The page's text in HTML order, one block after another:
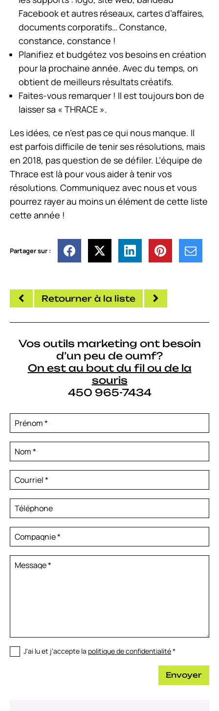
Facebook et autres réseaux, cartes d’affaires,
documents corporatifs… Constance,
constance, constance !
Planifiez et budgétez vos besoins en création
pour la prochaine année. Avec du temps, on
obtient de meilleurs résultats créatifs.
Faites-vous remarquer ! Il est toujours bon de
laisser sa « THRACE ».
Les idées, ce n’est pas ce qui nous manque. Il
est parfois difficile de tenir ses résolutions, mais
en 2018, pas question de se défiler. L’équipe de
Thrace est là pour vous aider à tenir vos
résolutions. Communiquez avec nous et vous
pourrez rayer au moins un élément de cette liste
cette année !
Partager sur :
Retourner à la liste
Vos outils marketing ont besoin
d’un peu de oumf?
On est au bout du fil ou de la
souris
450 965-7434
Prénom*
Nom*
Courriel*
Téléphone
Compagnie*
Message*
J'ai lu et j'accepte la politique de confidentialité*
Envoyer